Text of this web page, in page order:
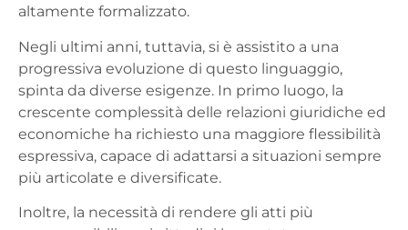
altamente formalizzato.
Negli ultimi anni, tuttavia, si è assistito a una
progressiva evoluzione di questo linguaggio,
spinta da diverse esigenze. In primo luogo, la
crescente complessità delle relazioni giuridiche ed
economiche ha richiesto una maggiore flessibilità
espressiva, capace di adattarsi a situazioni sempre
più articolate e diversificate.
Inoltre, la necessità di rendere gli atti più